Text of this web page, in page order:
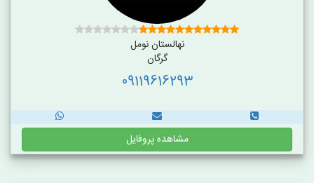
نهالستان نومل
گرگان
09119616293
مشاهده پروفایل